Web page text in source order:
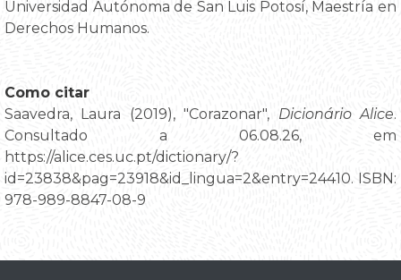
Universidad Autónoma de San Luis Potosí, Maestría en
Derechos Humanos.
Como citar
Saavedra, Laura (2019), "Corazonar", Dicionário Alice.
Consultado a 06.08.26, em
https://alice.ces.uc.pt/dictionary/?
id=23838&pag=23918&id_lingua=2&entry=24410. ISBN:
978-989-8847-08-9